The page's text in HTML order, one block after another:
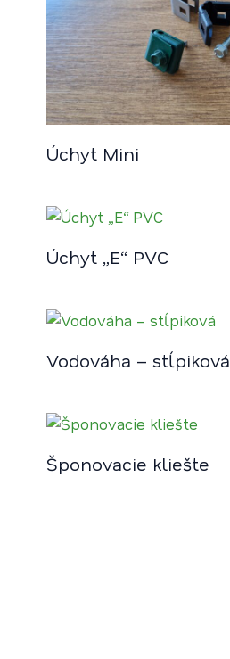
Úchyt Mini
Úchyt „E“ PVC
Vodováha – stĺpiková
Šponovacie kliešte